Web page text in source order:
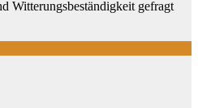
Witterungsbeständigkeit gefragt